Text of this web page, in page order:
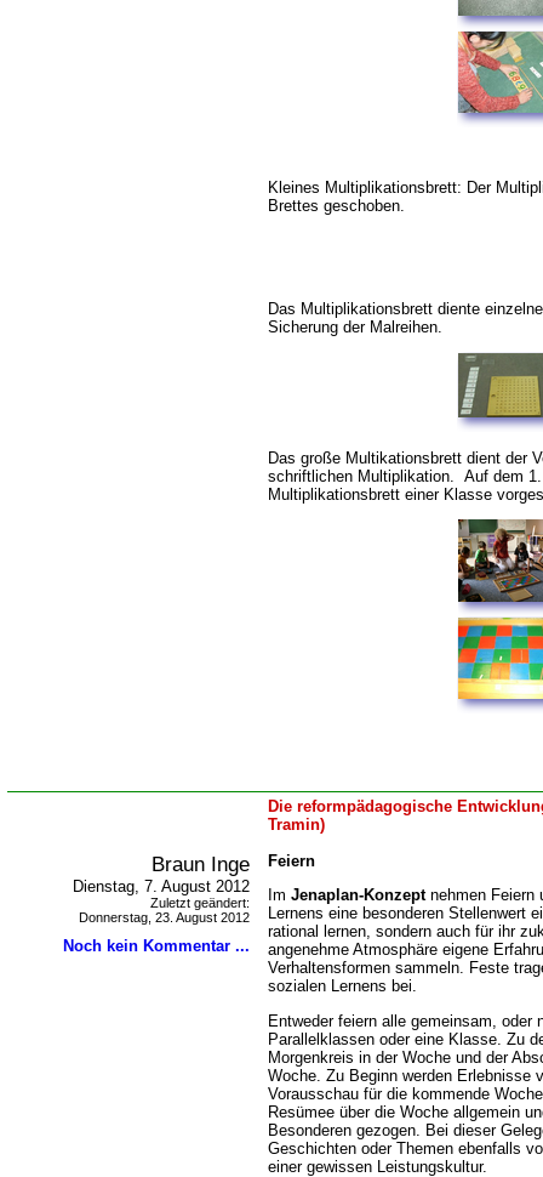
Kleines Multiplikationsbrett: Der
Brettes geschoben.
Das Multiplikationsbrett diente
Sicherung der Malreihen.
Das große Multikationsbrett dient der
schriftlichen Multiplikation. Auf dem
Multiplikationsbrett einer Klasse
Die reformpädagogische
Tramin)
Braun Inge
Dienstag, 7. August 2012
Zuletzt geändert:
Donnerstag, 23. August 2012
Noch kein Kommentar ...
Feiern
Im Jenaplan-Konzeptnehmen Feiern
Lernens eine besonderen Stellenwert
rational lernen, sondern auch für ihr
angenehme Atmosphäre eigene
Verhaltensformen sammeln. Feste
sozialen Lernens bei.
Entweder feiern alle gemeinsam, oder
Parallelklassen oder eine Klasse. Zu
Morgenkreis in der Woche und der
Woche. Zu Beginn werden Erlebnisse
Vorausschau für die kommende
Resümee über die Woche allgemein
Besonderen gezogen. Bei dieser
Geschichten oder Themen ebenfalls
einer gewissen Leistungskultur.